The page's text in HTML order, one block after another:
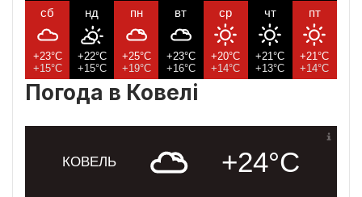
сб
+23°C
+15°C
нд
+22°C
+15°C
пн
+25°C
+19°C
вт
+23°C
+16°C
ср
+20°C
+14°C
чт
+21°C
+13°C
пт
+21°C
+14°C
Погода в Ковелі
КОВЕЛЬ +24°C